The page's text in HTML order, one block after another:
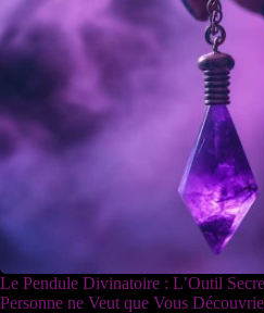
Le Pendule Divinatoire : L’Outil
Personne ne Veut que Vous